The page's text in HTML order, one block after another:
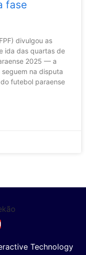
fase
divulgou as
ida das quartas de
2025 — a
seguem na disputa
futebol paraense
Technology